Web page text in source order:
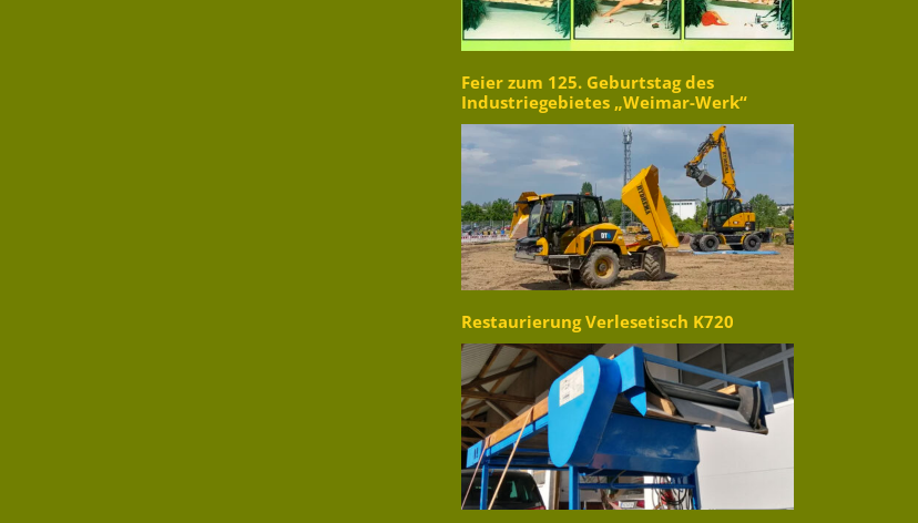
Feier zum 125. Geburtstag des
Industriegebietes „Weimar-Werk“
Restaurierung Verlesetisch K720